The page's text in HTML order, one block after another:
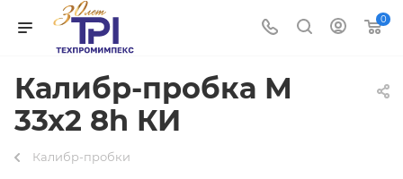
0
Калибр-пробка М
33х2 8h КИ
Калибр-пробки